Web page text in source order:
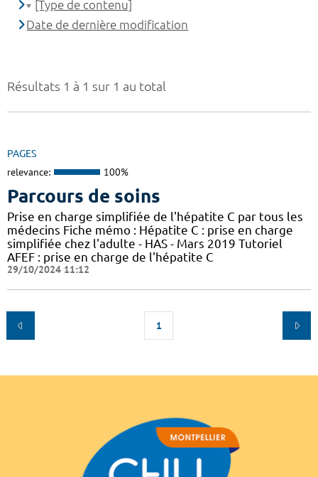
Résultats 1 à 1 sur 1 au total
PAGES
relevance: 100%
Parcours de soins
Prise en charge simplifiée de l'hépatite C par tous les
médecins Fiche mémo : Hépatite C : prise en charge
simplifiée chez l'adulte - HAS - Mars 2019 Tutoriel
AFEF : prise en charge de l'hépatite C
29/10/2024 11:12
1
[Type de contenu]
Date de dernière modification